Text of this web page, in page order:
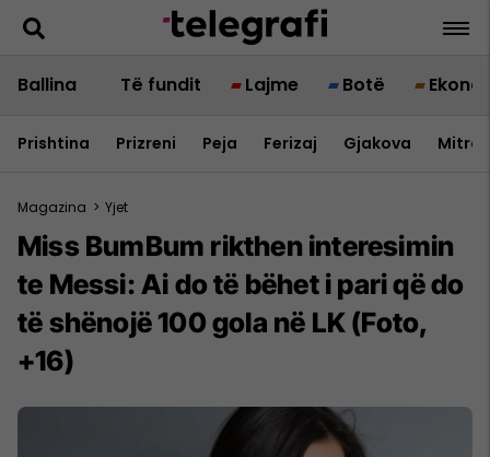
Ballina Të fundit Lajme Botë
Prishtina Prizreni Peja Ferizaj Gjakova
Magazina > Yjet
Miss BumBum rikthen interesimin
te Messi: Ai do të bëhet i pari që do
të shënojë 100 gola në LK (Foto,
+16)